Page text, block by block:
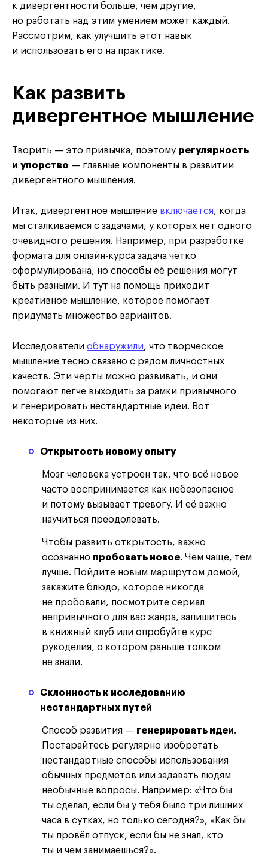
к дивергентности больше, чем другие,
но работать над этим умением может каждый.
Рассмотрим, как улучшить этот навык
и использовать его на практике.
Как развить
дивергентное мышление
Творить — это привычка, поэтому регулярность
и упорство — главные компоненты в развитии
дивергентного мышления.
Итак, дивергентное мышление включается, когда
мы сталкиваемся с задачами, у которых нет одного
очевидного решения. Например, при разработке
формата для онлайн-курса задача чётко
сформулирована, но способы её решения могут
быть разными. И тут на помощь приходит
креативное мышление, которое помогает
придумать множество вариантов.
Исследователи обнаружили, что творческое
мышление тесно связано с рядом личностных
качеств. Эти черты можно развивать, и они
помогают легче выходить за рамки привычного
и генерировать нестандартные идеи. Вот
некоторые из них.
Открытость новому опыту
Мозг человека устроен так, что всё новое
часто воспринимается как небезопасное
и потому вызывает тревогу. И её важно
научиться преодолевать.
Чтобы развить открытость, важно
осознанно пробовать новое. Чем чаще, тем
лучше. Пойдите новым маршрутом домой,
закажите блюдо, которое никогда
не пробовали, посмотрите сериал
непривычного для вас жанра, запишитесь
в книжный клуб или опробуйте курс
рукоделия, о котором раньше толком
не знали.
Склонность к исследованию
нестандартных путей
Способ развития — генерировать идеи.
Постарайтесь регулярно изобретать
нестандартные способы использования
обычных предметов или задавать людям
необычные вопросы. Например: «Что бы
ты сделал, если бы у тебя было три лишних
часа в сутках, но только сегодня?», «Как бы
ты провёл отпуск, если бы не знал, кто
ты и чем занимаешься?».